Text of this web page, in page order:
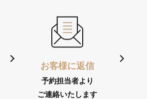
お客様に返信
予約担当者より
ご連絡いたします